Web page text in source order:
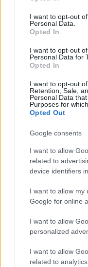
use your data for
consent section.
I want to opt-out
Personal Data.
Opted In
I want to opt-out
Personal Data for
Opted In
I want to opt-out
Retention, Sale,
Personal Data
Purposes for
Opted Out
Google consents
I want to allow
related to
device identifiers
I want to allow my
Google for online
I want to allow
personalized
I want to allow
related to
JESSICA ALBA
Kövesd a